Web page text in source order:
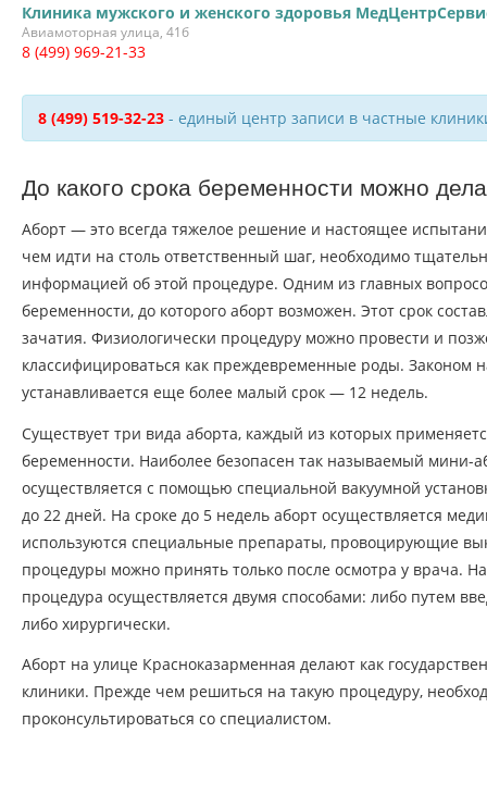
Клиника мужского и женского здоровья
Авиамоторная улица, 41б
8 (499) 969-21-33
8 (499) 519-32-23 - единый центр записи в частные
До какого срока беременности можно
Аборт — это всегда тяжелое решение и настоящее
чем идти на столь ответственный шаг, необходимо
информацией об этой процедуре. Одним из главных
беременности, до которого аборт возможен. Этот срок
зачатия. Физиологически процедуру можно провести и
классифицироваться как преждевременные роды. Законом
устанавливается еще более малый срок — 12 недель.
Существует три вида аборта, каждый из которых
беременности. Наиболее безопасен так называемый мини-
осуществляется с помощью специальной вакуумной
до 22 дней. На сроке до 5 недель аборт осуществляется
используются специальные препараты, провоцирующие
процедуры можно принять только после осмотра у врача.
процедура осуществляется двумя способами: либо путем
либо хирургически.
Аборт на улице Красноказарменная делают как
клиники. Прежде чем решиться на такую процедуру,
проконсультироваться со специалистом.